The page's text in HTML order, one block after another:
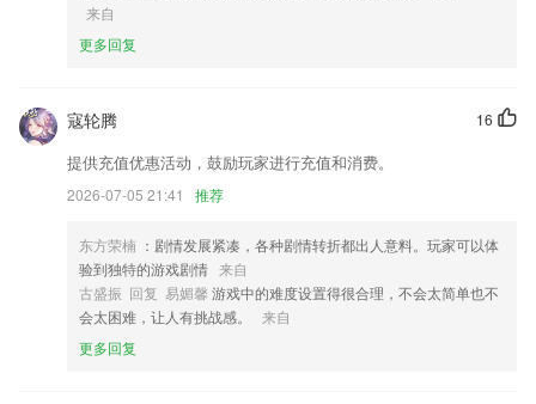
6,【微信缓存清理】
凯旋门网站下载软件优势
文、情商、百科六大学科，全面提升五大能力
2.直加、满五加、直减、破五减
3.·二建新大纲免费录播课视频学习
5.轻松掌握班级成员名单，个性化管理个人班级，针对管理班级学员。
6.可以将自己认为经典的题目进行收藏保存，方便更好的进行复习。
凯旋门网站下载更新了什么?
来自
更多回复
16
寇轮腾
提供充值优惠活动，鼓励玩家进行充值和消费。
2026-07-05 21:41 推荐
东方荣楠 ：剧情发展紧凑，各种剧情转折都出人意料。玩家可以体
验到独特的游戏剧情 来自
古盛振 回复 易媚馨 游戏中的难度设置得很合理，不会太简单也不
会太困难，让人有挑战感。
来自
更多回复